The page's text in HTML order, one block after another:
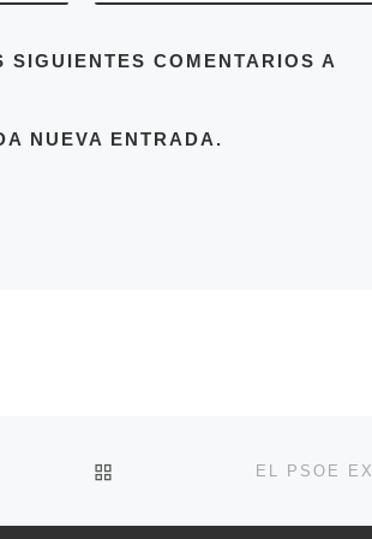
COMENTARIOS A
NUEVA ENTRADA.
VOLVER A LA LISTA DE